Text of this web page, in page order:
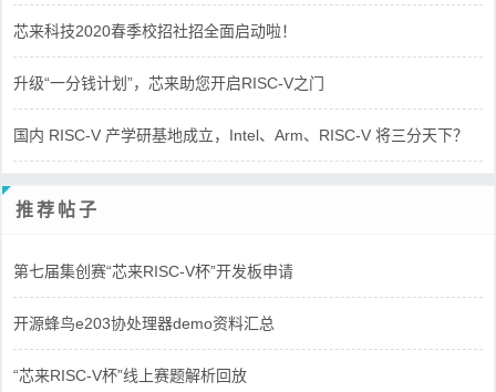
芯来科技2020春季校招社招全面启动啦！
升级“一分钱计划”，芯来助您开启RISC-V之门
国内 RISC-V 产学研基地成立，Intel、Arm、RISC-V 将三分天下？
推荐帖子
第七届集创赛“芯来RISC-V杯”开发板申请
开源蜂鸟e203协处理器demo资料汇总
“芯来RISC-V杯”线上赛题解析回放